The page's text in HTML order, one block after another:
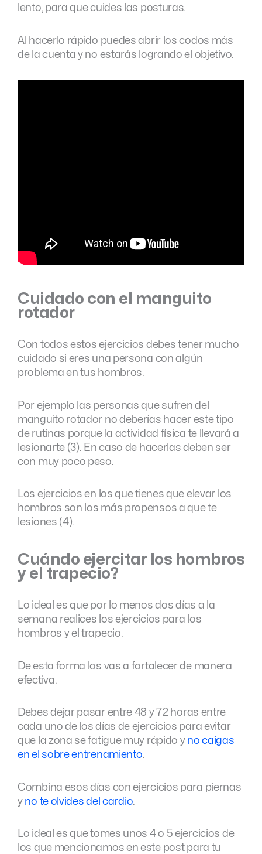
lento, para que cuides las posturas.
Al hacerlo rápido puedes abrir los codos más
de la cuenta y no estarás logrando el objetivo.
Cuidado con el manguito
rotador
Con todos estos ejercicios debes tener mucho
cuidado si eres una persona con algún
problema en tus hombros.
Por ejemplo las personas que sufren del
manguito rotador no deberías hacer este tipo
de rutinas porque la actividad física te llevará a
lesionarte (3). En caso de hacerlas deben ser
con muy poco peso.
Los ejercicios en los que tienes que elevar los
hombros son los más propensos a que te
lesiones (4).
Cuándo ejercitar los hombros
y el trapecio?
Lo ideal es que por lo menos dos días a la
semana realices los ejercicios para los
hombros y el trapecio.
De esta forma los vas a fortalecer de manera
efectiva.
Debes dejar pasar entre 48 y 72 horas entre
cada uno de los días de ejercicios para evitar
que la zona se fatigue muy rápido y no caigas
en el sobre entrenamiento.
Combina esos días con ejercicios para piernas
y no te olvides del cardio.
Lo ideal es que tomes unos 4 o 5 ejercicios de
los que mencionamos en este post para tu